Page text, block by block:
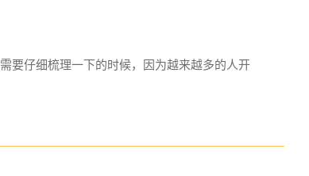
要仔细梳理一下的时候，因为越来越多的人开